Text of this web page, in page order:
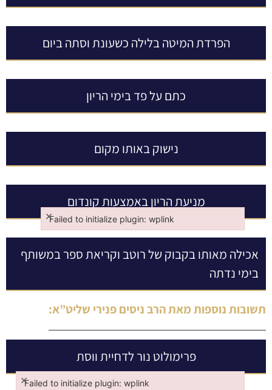
הפרדת המיטה בלילה כשעונת וסתה ביום
כתם על פד בימי הריון
נישוק באותו מקום
מניעת הריון באמצעות קונדום
אכילה מאותו בקבוק של רוטב וקריאת ספר במשותף
בימי נדתה
תשובות נוספות מאתהרב ניסים פנירי שליט”א:
פרימולוט נור לדחיית ווסת
Failed to initialize plugin: wplink
×
Failed to initialize plugin: wplink
Failed to initialize plugin: wplink
×